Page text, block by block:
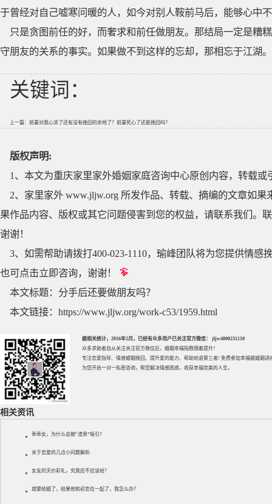
于曾经对自己嘘寒问暖的人，如今对别人鞍前马后，能够心中
只是贪图前任的好，而奢求和前任做朋友。那结局一定是糟
守朋友的关系的事实。如果做不到这样的忘却，那相忘于江湖。
关键词：
上一篇： 前妻对我心凉了还有没有挽回的余地了？前妻死心了还能挽回吗？
版权声明:
1、本文为重庆家里家外婚姻家庭咨询中心原创内容，转载
2、家里家外 www.jljw.org 所发作品、转载、摘编的文章如
果作品内容、版权或其它问题侵害到您的权益，请联系我们。
谢谢！
3、如需帮助请拨打400-023-1110，瑜峰团队将为您提供情
也可点击立即咨询，谢谢！
本文标题： 分手后还要做朋友吗？
本文链接： https://www.jljw.org/work-c53/1959.html
据相关统计，2016年2月，已经有众多用户已关注官方微信： jljw4000231110
众多求助者自从关注关注官方微信后，婚姻幸福指数随着提升！
专注恋爱指导、 情感婚姻挽回 、提升爱的能力、帮助劝退第三者! 免费参加幸福婚婚姻讲
为您开启一对一私密咨询，帮您解决情感困惑，收获幸福完美的人生。
相关资讯
乖乖女，为什么会被“渣男”吸引?
关于恋爱的几点小问题解析
女友的天价彩礼，究竟应不应该给？
就要结婚了，结果他和初恋在一起了，我怎么办？